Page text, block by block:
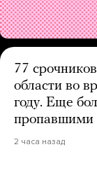
77
области во
году. Еще
пропавшими
2 часа назад